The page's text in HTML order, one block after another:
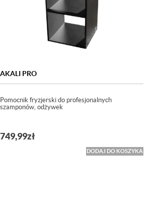
AKALI PRO
Pomocnik fryzjerski do profesjonalnych
szamponów, odżywek
749,99zł
DODAJ DO KOSZYKA